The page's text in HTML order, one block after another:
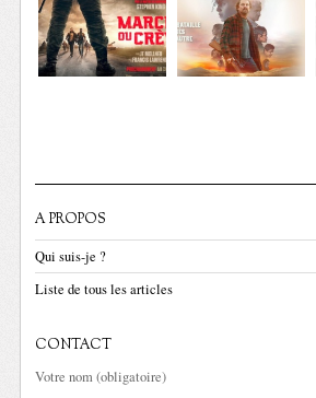
A PROPOS
Qui suis-je ?
Liste de tous les articles
CONTACT
Votre nom (obligatoire)